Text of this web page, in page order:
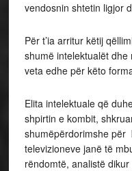
vendosnin shtetin ligjor
Për t’ia arritur këtij
shumë intelektualët
veta edhe për këto
Elita intelektuale që
shpirtin e kombit,
shumëpërdorimshe për
televizioneve janë të
rëndomtë, analistë